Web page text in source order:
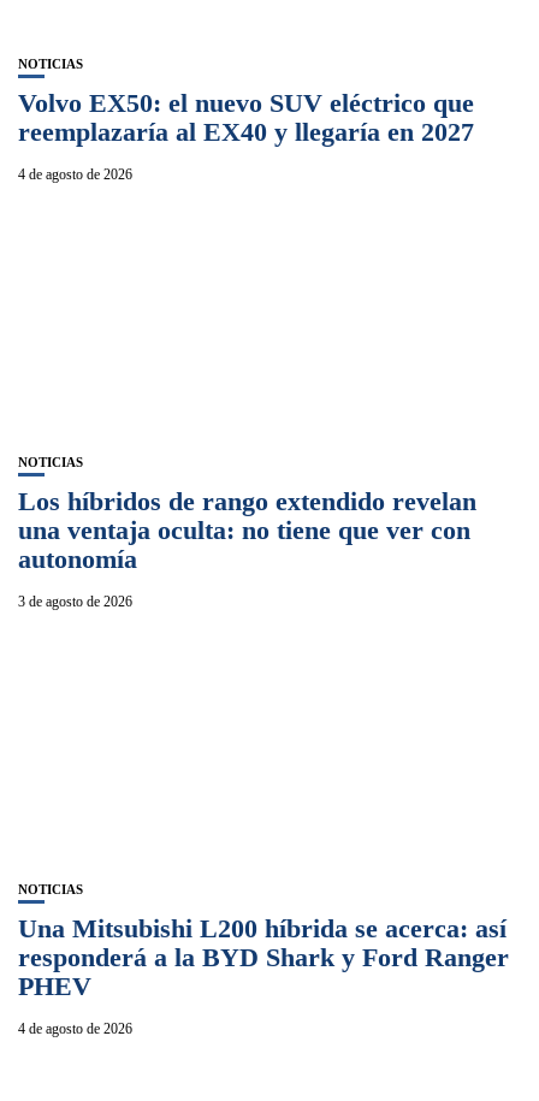
NOTICIAS
Volvo EX50: el nuevo SUV eléctrico que
reemplazaría al EX40 y llegaría en 2027
4 de agosto de 2026
NOTICIAS
Los híbridos de rango extendido revelan
una ventaja oculta: no tiene que ver con
autonomía
3 de agosto de 2026
NOTICIAS
Una Mitsubishi L200 híbrida se acerca: así
responderá a la BYD Shark y Ford Ranger
PHEV
4 de agosto de 2026